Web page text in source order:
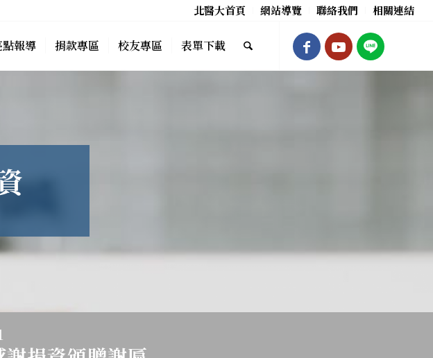
北醫大首頁 網站導覽 聯絡我們 相關連結
點報導 捐款專區 校友專區 表單下載